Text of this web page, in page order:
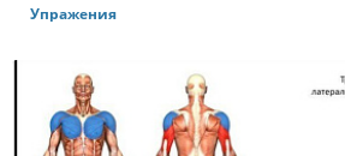
Упражения